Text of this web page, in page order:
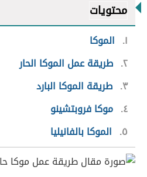
محتويات
١
الموكا
٢ طريقة عمل الموكا الحار
٣ طريقة الموكا البارد
٤ موكا فروبتشينو
٥
الموكا بالفانيليا